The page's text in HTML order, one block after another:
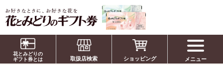
お祝い、お盆、新盆、お彼岸、喪中、お供
え、見舞い、返事、供花、線香贈答におすす
めのギフト
花とみどりの
ギフト券とは
取扱店検索 ショッピング メニュー